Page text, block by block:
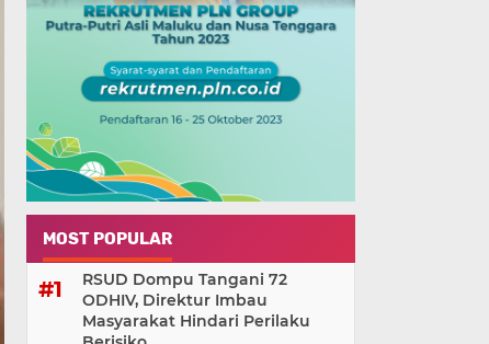
MOST POPULAR
RSUD Dompu Tangani 72
ODHIV, Direktur Imbau
Masyarakat Hindari Perilaku